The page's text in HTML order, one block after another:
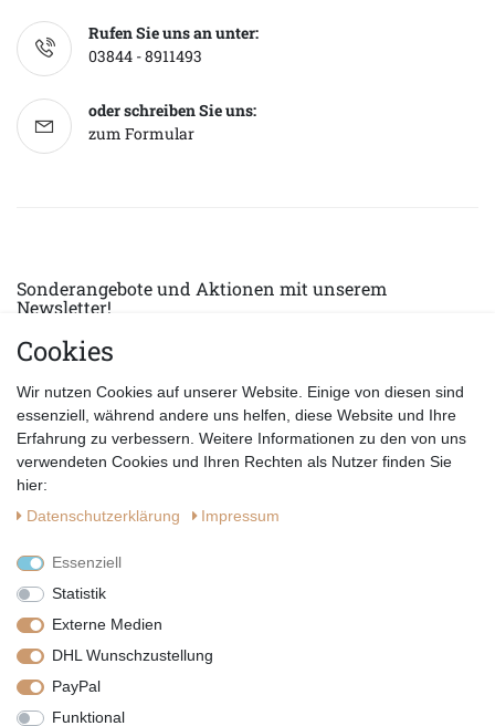
Rufen Sie uns an unter:
03844 - 8911493
oder schreiben Sie uns:
zum Formular
Sonderangebote und Aktionen mit unserem
Newsletter!
E-MAIL *
Datenschutzerklärung
Vertrag widerrufen
Cookies
Wir nutzen Cookies auf unserer Website. Einige von diesen sind
essenziell, während andere uns helfen, diese Website und Ihre
Erfahrung zu verbessern. Weitere Informationen zu den von uns
verwendeten Cookies und Ihren Rechten als Nutzer finden Sie
hier:
Daten­schutz­erklärung
Impressum
Essenziell
Statistik
Externe Medien
DHL Wunschzustellung
PayPal
Funktional